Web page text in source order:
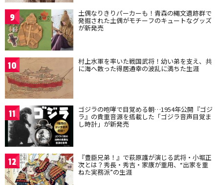
9 土偶なりきりパーカーも！青森の縄文遺跡群で
発掘された土偶がモチーフのキュートなグッズ
が新発売
10 村上水軍を率いた戦国武将！幼い弟を支え、共
に海へ散った得居通幸の波乱に満ちた生涯
11 ゴジラの咆哮で目覚める朝…1954年公開『ゴジ
ラ』の貴重音源を搭載した「ゴジラ音声目覚ま
し時計」が新発売
12 『豊臣兄弟！』で萩原護が演じる武将・小堀正
次とは？秀長・秀吉・家康が重用、“出家を重
ねた実務派”の生涯